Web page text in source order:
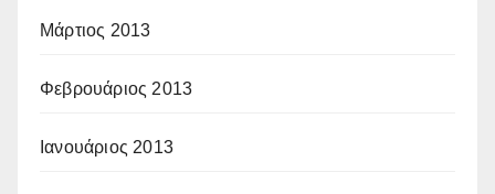
Μάρτιος 2013
Φεβρουάριος 2013
Ιανουάριος 2013